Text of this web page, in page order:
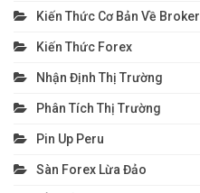
Kiến Thức Cơ Bản Về Broker
Kiến Thức Forex
Nhận Định Thị Trường
Phân Tích Thị Trường
Pin Up Peru
Sàn Forex Lừa Đảo